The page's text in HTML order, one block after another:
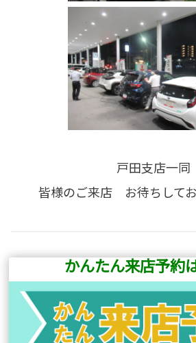
戸田支店一同
皆様のご来店 お待ちして
前の記事へ
店舗ブログ一覧に戻る
かんたん来店予約